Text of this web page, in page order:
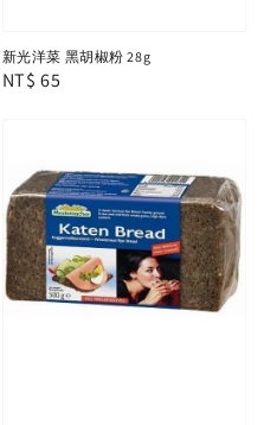
新光洋菜 黑胡椒粉 28g
Regular
NT$ 65